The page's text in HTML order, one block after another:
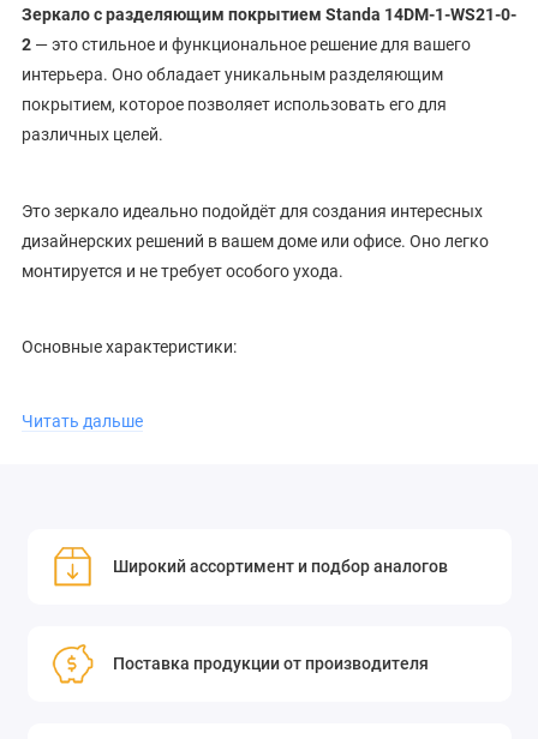
Зеркало с разделяющим покрытием Standa 14DM-1-WS21-0-
2 — это стильное и функциональное решение для вашего
интерьера. Оно обладает уникальным разделяющим
покрытием, которое позволяет использовать его для
различных целей.
Это зеркало идеально подойдёт для создания интересных
дизайнерских решений в вашем доме или офисе. Оно легко
монтируется и не требует особого ухода.
Основные характеристики:
по выгодной цене!
Читать дальше
Широкий ассортимент и подбор аналогов
Поставка продукции от производителя